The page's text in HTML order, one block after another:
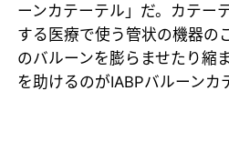
ーンカテーテル」だ。カテー
する医療で使う管状の機器の
のバルーンを膨らませたり縮
を助けるのがIABPバルーンカ